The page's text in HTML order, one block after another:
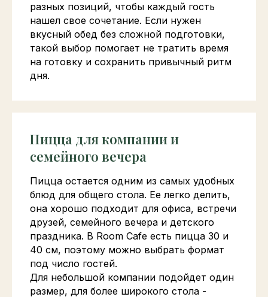
разных позиций, чтобы каждый гость
нашел свое сочетание. Если нужен
вкусный обед без сложной подготовки,
такой выбор помогает не тратить время
на готовку и сохранить привычный ритм
дня.
Пицца для компании и
семейного вечера
Пицца остается одним из самых удобных
блюд для общего стола. Ее легко делить,
она хорошо подходит для офиса, встречи
друзей, семейного вечера и детского
праздника. В Room Cafe есть пицца 30 и
40 см, поэтому можно выбрать формат
под число гостей.
Для небольшой компании подойдет один
размер, для более широкого стола -